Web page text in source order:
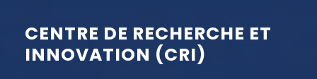
CENTRE DE RECHERCHE ET
INNOVATION (CRI)